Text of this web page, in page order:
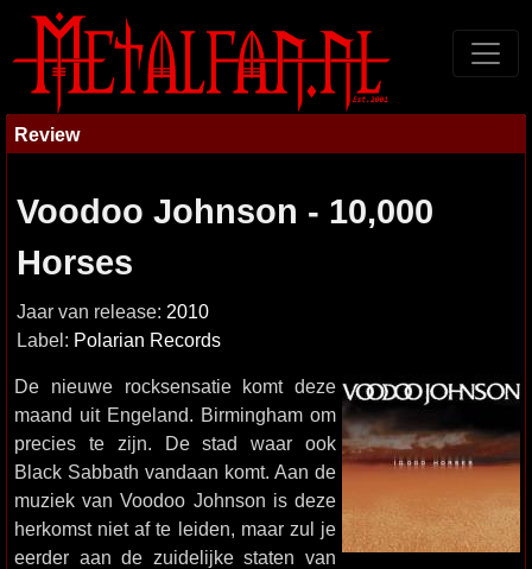
Review
Voodoo Johnson - 10,000
Horses
Jaar van release: 2010
Label: Polarian Records
De nieuwe rocksensatie komt deze
maand uit Engeland. Birmingham om
precies te zijn. De stad waar ook
Black Sabbath vandaan komt. Aan de
muziek van Voodoo Johnson is deze
herkomst niet af te leiden, maar zul je
eerder aan de zuidelijke staten van